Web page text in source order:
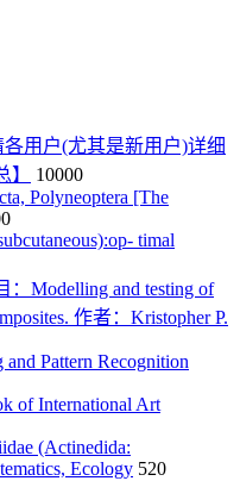
用户(尤其是新用户)详细
10000
Polyneoptera [The
timal
Modelling and testing of
作者：Kristopher P.
Pattern Recognition
of International Art
(Actinedida:
Ecology 520